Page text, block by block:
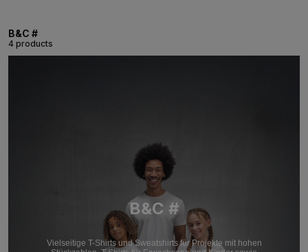
B&C #
4 products
B&C #
Vielseitige T-Shirts und Sweatshirts für Projekte mit hohen